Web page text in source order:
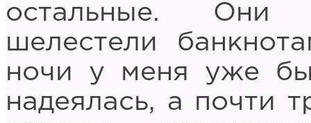
остальные. Они
шелестели
ночи у меня уже
надеялась, а почти